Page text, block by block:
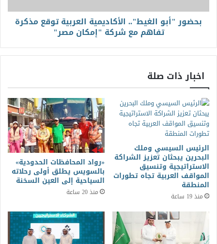
بحضور "أبو الغيط".. الأكاديمية العربية توقع مذكرة
تفاهم مع شركة "إمكان مصر"
اخبار ذات صلة
الرئيس السيسي وملك
البحرين يبحثان تعزيز الشراكة
الاستراتيجية وتنسيق
المواقف العربية تجاه تطورات
المنطقة
منذ 19 ساعة
«رواد المحافظات الحدودية»
بالسويس يطلق أولى رحلاته
السياحية إلى العين السخنة
منذ 20 ساعة